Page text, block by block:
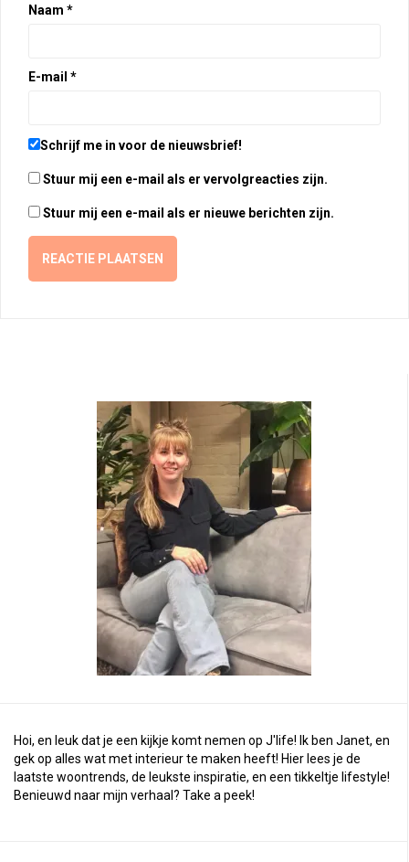
Naam *
E-mail *
Schrijf me in voor de nieuwsbrief!
Stuur mij een e-mail als er vervolgreacties zijn.
Stuur mij een e-mail als er nieuwe berichten zijn.
Hoi, en leuk dat je een kijkje komt nemen op J'life! Ik ben Janet, en
gek op alles wat met interieur te maken heeft! Hier lees je de
laatste woontrends, de leukste inspiratie, en een tikkeltje lifestyle!
Benieuwd naar mijn verhaal? Take a peek!